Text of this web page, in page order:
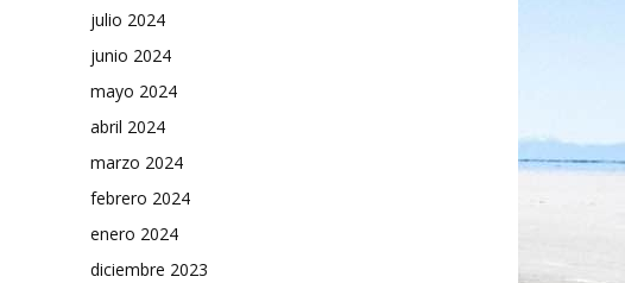
julio 2024
junio 2024
mayo 2024
abril 2024
marzo 2024
febrero 2024
enero 2024
diciembre 2023